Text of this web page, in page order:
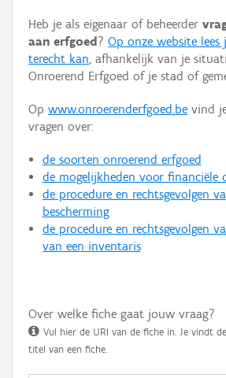
Hergebruik
Aanmelden
Heb je als eigenaar of beheerder
aan erfgoed ? Op onze website
terecht kan, afhankelijk van je
Onroerend Erfgoed of je stad of
Op www.onroerenderfgoed.be vind
vragen over:
de soorten onroerend erfgoed
de mogelijkheden voor financiële
de procedure en rechtsgevolgen
bescherming
de procedure en rechtsgevolgen
van een inventaris
Over welke fiche gaat jouw vraag?
Vul hier de URI van de fiche in. Je vindt
titel van een fiche.